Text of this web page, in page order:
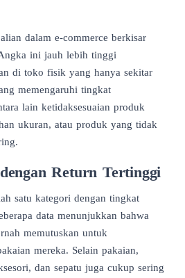
dalam e-commerce berkisar
ini jauh lebih tinggi
di toko fisik yang hanya sekitar
memengaruhi tingkat
lain ketidaksesuaian produk
ukuran, atau produk yang tidak
Return Tertinggi
satu kategori dengan tingkat
data menunjukkan bahwa
memutuskan untuk
mereka. Selain pakaian,
dan sepatu juga cukup sering